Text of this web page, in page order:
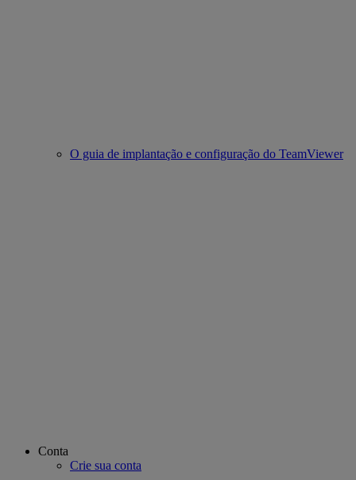
O guia de implantação e configuração do TeamViewer
Conta
Crie sua conta